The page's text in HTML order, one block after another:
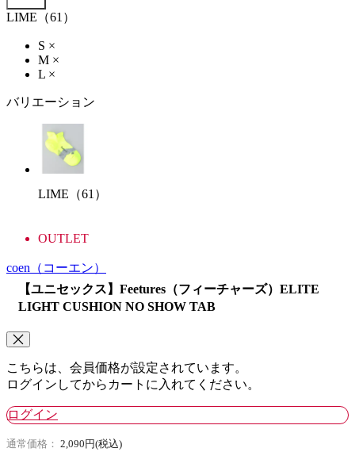
LIME（61）
S ×
M ×
L ×
バリエーション
LIME（61）
OUTLET
coen （コーエン）
【ユニセックス】Feetures（フィーチャーズ）ELITE
LIGHT CUSHION NO SHOW TAB
こちらは、会員価格が設定されています。
ログインしてからカートに入れてください。
ログイン
通常価格： 2,090円(税込)